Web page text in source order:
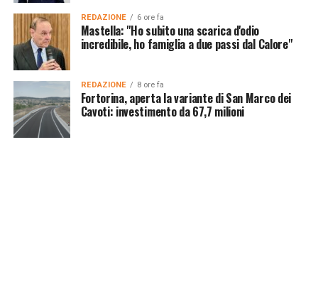
REDAZIONE 6 ore fa
Mastella: "Ho subito una scarica d'odio
incredibile, ho famiglia a due passi dal Calore"
REDAZIONE 8 ore fa
Fortorina, aperta la variante di San Marco dei
Cavoti: investimento da 67,7 milioni